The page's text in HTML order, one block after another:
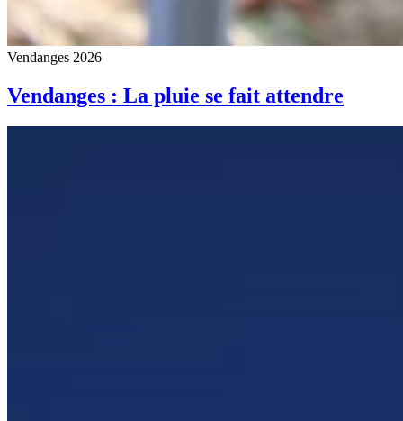
Vendanges 2026
Vendanges : La pluie se fait attendre